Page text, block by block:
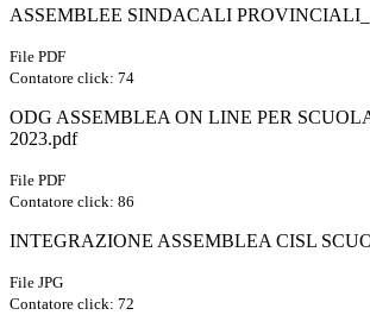
ASSEMBLEE SINDACALI
File PDF
Contatore click: 74
ODG ASSEMBLEA ON LINE PER
2023.pdf
File PDF
Contatore click: 86
INTEGRAZIONE ASSEMBLEA CISL
File JPG
Contatore click: 72